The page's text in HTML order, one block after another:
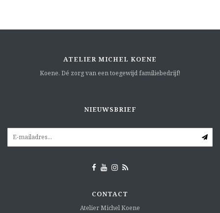
ATELIER MICHEL KOENE
Koene. Dé zorg van een toegewijd familiebedrijf!
NIEUWSBRIEF
CONTACT
Atelier Michel Koene